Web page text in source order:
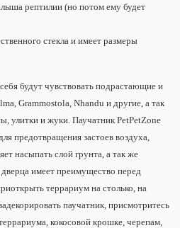
рептилии (но потом ему будет
стекла и имеет размеры
будут чувствовать подрастающие и
Grammostola, Nhandu и другие, а так
улитки и жуки. Паучатник PetPetZone
предотвращения застоев воздуха,
насыпать слой грунта, а так же
имеет преимущество перед
террариум на столько, на
паучатник, присмотритесь
кокосовой крошке, черепам,